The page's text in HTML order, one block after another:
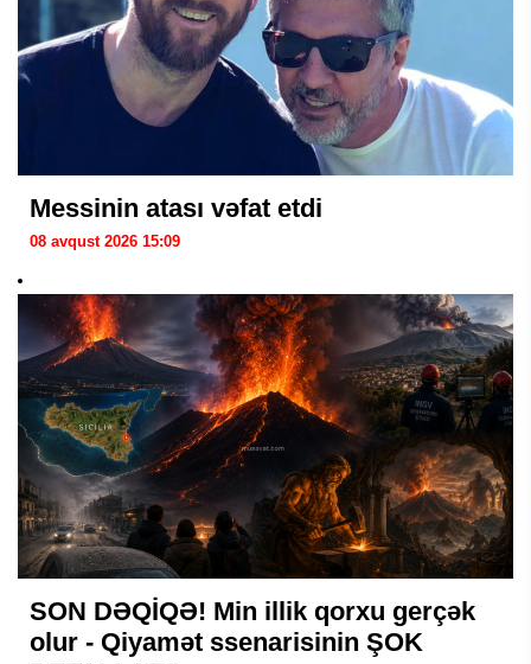
Messinin atası vəfat etdi
08 avqust 2026 15:09
SON DƏQİQƏ! Min illik qorxu gerçək
olur - Qiyamət ssenarisinin ŞOK